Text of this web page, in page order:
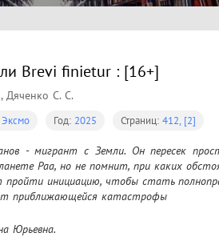
Brevi finietur : [16+]
С. С.
Эксмо Год: 2025 Страниц: 412, [2]
- мигрант с Земли. Он пересек
Раа, но не помнит, при каких
пройти инициацию, чтобы стать
приближающейся катастрофы
Юрьевна.